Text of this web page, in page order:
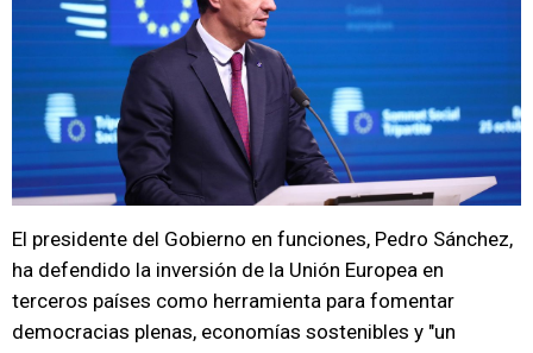
El presidente del Gobierno en funciones, Pedro Sánchez,
ha defendido la inversión de la Unión Europea en
terceros países como herramienta para fomentar
democracias plenas, economías sostenibles y "un